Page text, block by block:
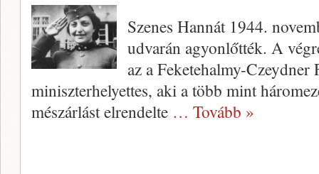
Szenes Hannát 1944.
udvarán agyonlőtték. A
az a Feketehalmy-
miniszterhelyettes, aki a több mint
mészárlást elrendelte … Tovább »